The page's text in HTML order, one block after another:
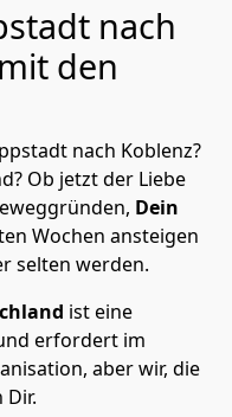
nach
den
nach Koblenz?
Ob jetzt der Liebe
Dein
Wochen ansteigen
selten werden.
ist eine
erfordert im
aber wir, die
Dir.